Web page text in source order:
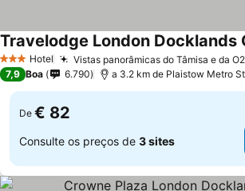
3 EstrelasHotel Vistas panorâmicas do Tâmisa e da
Travelodge London Docklands
7,9 Boa 6.790 a 3.2 km de Plaistow Metro
De € 82
Consulte os preços de 3 sites